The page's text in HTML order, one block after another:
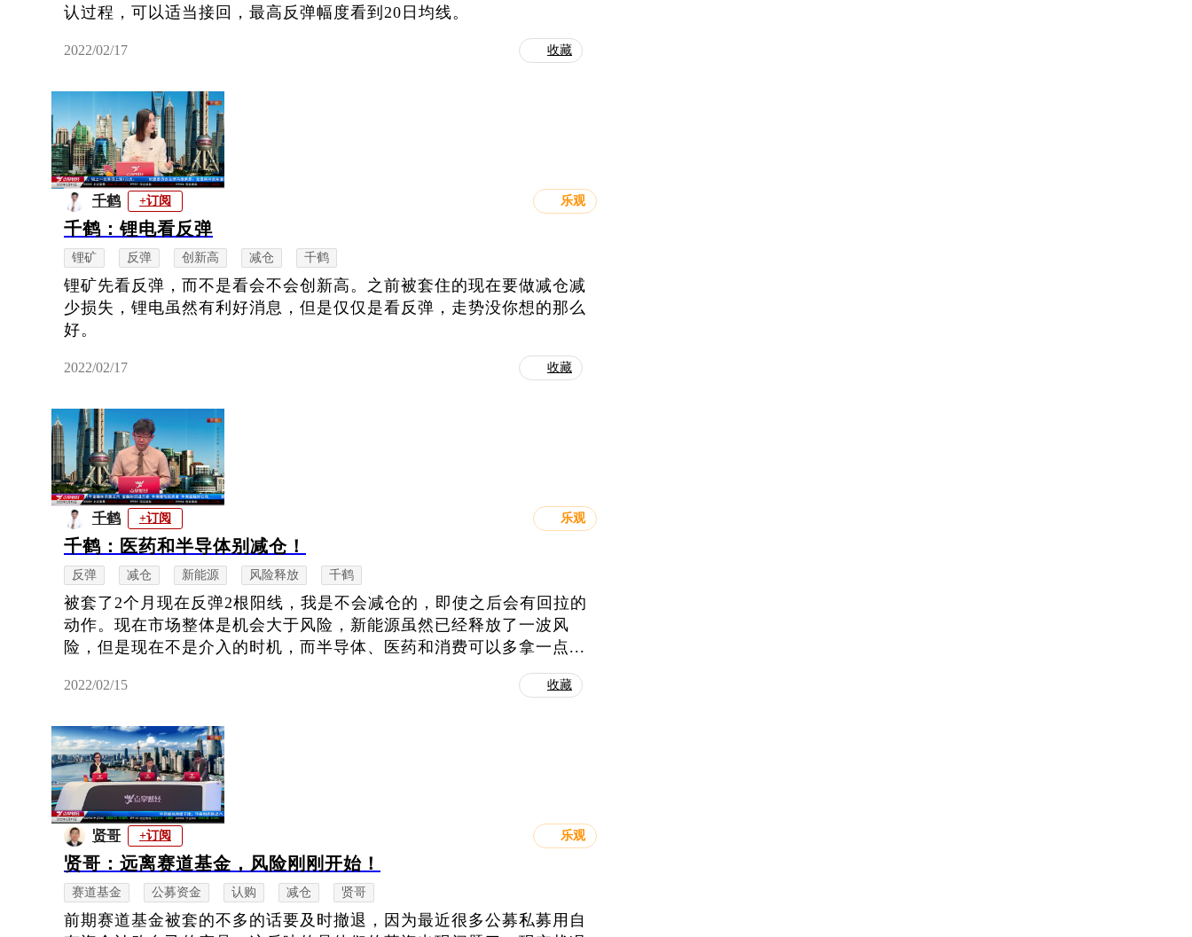
认过程，可以适当接回，最高反弹幅度看到20日均线。
2022/02/17 收藏
千鹤 +订阅 乐观
千鹤：锂电看反弹
锂矿 反弹 创新高 减仓 千鹤
锂矿先看反弹，而不是看会不会创新高。之前被套住的现在要做减仓减
少损失，锂电虽然有利好消息，但是仅仅是看反弹，走势没你想的那么
好。
2022/02/17 收藏
千鹤 +订阅 乐观
千鹤：医药和半导体别减仓！
反弹 减仓 新能源 风险释放 千鹤
被套了2个月现在反弹2根阳线，我是不会减仓的，即使之后会有回拉的
动作。现在市场整体是机会大于风险，新能源虽然已经释放了一波风
险，但是现在不是介入的时机，而半导体、医药和消费可以多拿一点...
2022/02/15 收藏
贤哥 +订阅 乐观
贤哥：远离赛道基金，风险刚刚开始！
赛道基金 公募资金 认购 减仓 贤哥
前期赛道基金被套的不多的话要及时撤退，因为最近很多公募私募用自